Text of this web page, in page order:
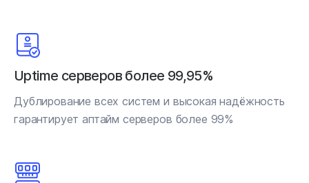
Uptime серверов более 99,95%
Дублирование всех систем и высокая надёжность
гарантирует аптайм серверов более 99%